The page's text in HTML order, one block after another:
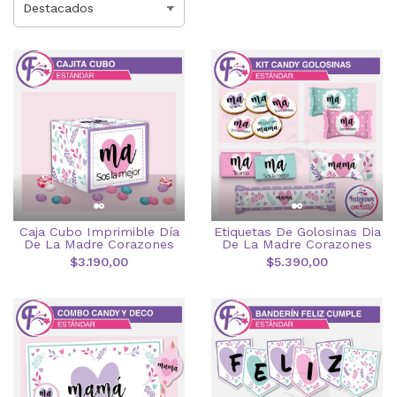
Caja Cubo Imprimible Día
De La Madre Corazones
$3.190,00
Etiquetas De Golosinas Dia
De La Madre Corazones
$5.390,00